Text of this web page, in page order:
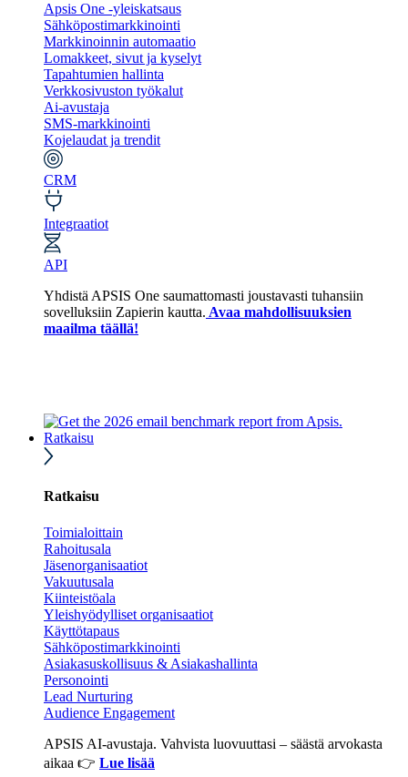
Apsis One -yleiskatsaus
Sähköpostimarkkinointi
Markkinoinnin automaatio
Lomakkeet, sivut ja kyselyt
Tapahtumien hallinta
Verkkosivuston työkalut
Ai-avustaja
SMS-markkinointi
Kojelaudat ja trendit
CRM
Integraatiot
API
Yhdistä APSIS One saumattomasti joustavasti tuhansiin
sovelluksiin Zapierin kautta. Avaa mahdollisuuksien
maailma täällä!
Ratkaisu
Ratkaisu
Toimialoittain
Rahoitusala
Jäsenorganisaatiot
Vakuutusala
Kiinteistöala
Yleishyödylliset organisaatiot
Käyttötapaus
Sähköpostimarkkinointi
Asiakasuskollisuus & Asiakashallinta
Personointi
Lead Nurturing
Audience Engagement
APSIS AI-avustaja. Vahvista luovuuttasi – säästä arvokasta
aikaa 👉 Lue lisää